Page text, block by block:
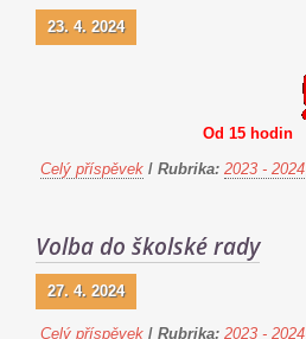
23. 4. 2024
Od 15 hodin
Celý příspěvek / Rubrika: 2023 - 2024
Volba do školské rady
27. 4. 2024
Celý příspěvek / Rubrika: 2023 - 2024